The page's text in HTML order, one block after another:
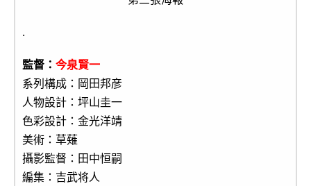
.
監督： 今泉賢一
系列構成：岡田邦彦
人物設計：坪山圭一
色彩設計：金光洋靖
美術：草薙
攝影監督：田中恒嗣
編集：吉武将人